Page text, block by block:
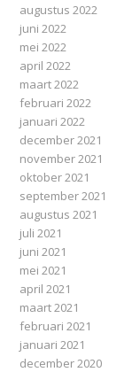
augustus 2022
juni 2022
mei 2022
april 2022
maart 2022
februari 2022
januari 2022
december 2021
november 2021
oktober 2021
september 2021
augustus 2021
juli 2021
juni 2021
mei 2021
april 2021
maart 2021
februari 2021
januari 2021
december 2020